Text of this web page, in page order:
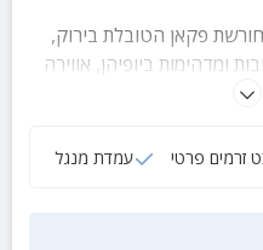
פקאן הטובלת בירוק,
ומדהימות ביופיהן, אווירה
,זריחות ושקיעות ,נוף
זרמים פרטי עמדת מנגל